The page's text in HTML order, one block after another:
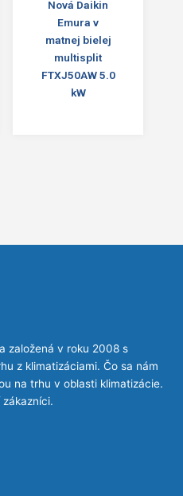
Nová Daikin
Emura v
matnej bielej
multisplit
FTXJ50AW 5.0
kW
založená v roku 2008 s
z klimatizáciami. Čo sa nám
na trhu v oblasti klimatizácie.